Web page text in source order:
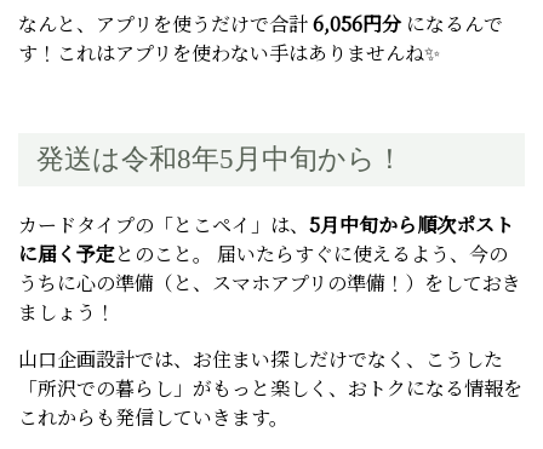
なんと、アプリを使うだけで合計6,056円分になるんで
す！これはアプリを使わない手はありませんね✨
発送は令和8年5月中旬から！
カードタイプの「とこペイ」は、 5月中旬から順次ポスト
に届く予定とのこと。 届いたらすぐに使えるよう、今の
うちに心の準備（と、スマホアプリの準備！）をしておき
ましょう！
山口企画設計では、お住まい探しだけでなく、こうした
「所沢での暮らし」がもっと楽しく、おトクになる情報を
これからも発信していきます。